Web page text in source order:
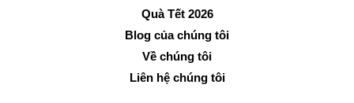
Quà Tết 2026
Blog của chúng tôi
Về chúng tôi
Liên hệ chúng tôi